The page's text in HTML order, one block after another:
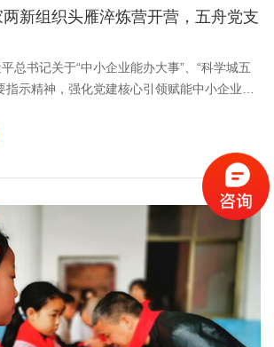
新组织头雁淬炼营开营，五舟党支
总书记关于“中小企业能办大事”、“科学城五
指示精神，强化党建核心引领赋能中小企业创
织第一书记，激发年轻干部扎根基层、建功
黄埔区、广州开发区首批两新组织党组织“头